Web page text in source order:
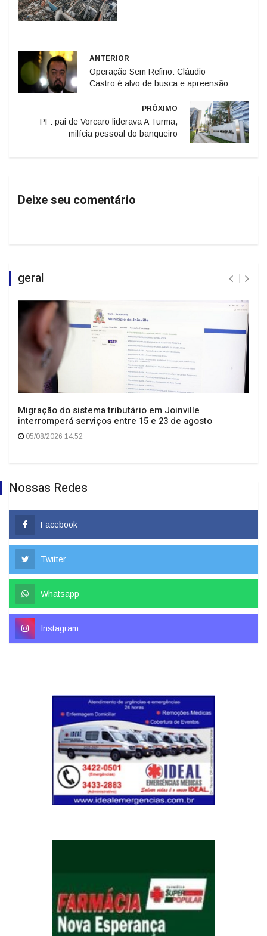
ANTERIOR
Operação Sem Refino: Cláudio
Castro é alvo de busca e apreensão
PRÓXIMO
PF: pai de Vorcaro liderava A Turma,
milícia pessoal do banqueiro
Deixe seu comentário
geral
Migração do sistema tributário em Joinville
interromperá serviços entre 15 e 23 de agosto
05/08/2026 14:52
Nossas Redes
Facebook
Twitter
Whatsapp
Instagram